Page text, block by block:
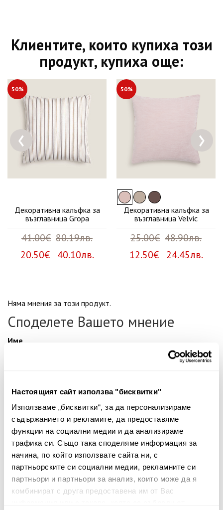
Настоящият сайт използва "бисквитки"
Използваме „бисквитки“, за да персонализираме
съдържанието и рекламите, да предоставяме
функции на социални медии и да анализираме
трафика си. Също така споделяме информация за
начина, по който използвате сайта ни, с
партньорските си социални медии, рекламните си
партньори и партньори за анализ, които може да я
комбинират с друга предоставена им от Вас
Клиентите, които купиха този
продукт, купиха още:
50%
Декоративна калъфка за
възглавница Gropa
41.00€ 80.19лв.
20.50€ 40.10лв.
50%
Декоративна калъфка за
възглавница Velvic
25.00€ 48.90лв.
12.50€ 24.45лв.
‹ ›
Няма мнения за този продукт.
Споделете Вашето мнение
Име
Вашият коментар:
Забележка: HTML не се поддържа!